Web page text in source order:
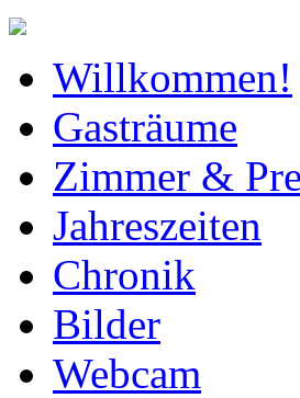
Willkommen!
Gasträume
Zimmer &
Jahreszeiten
Chronik
Bilder
Webcam